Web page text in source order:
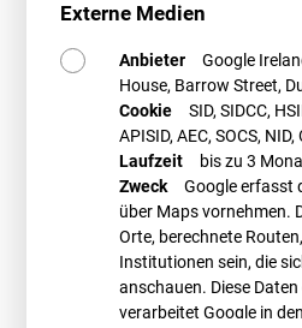
Anmeldeformular finden Sie
PROMETHEUS Referent*in
Dr. Christoph Richter
10.05.2022 - 11.05.2022
Externe Medien
Anbieter
Google
House, Barrow Street,
Cookie
SID, SIDCC,
APISID, AEC, SOCS, NID,
Laufzeit
bis zu 3
Zweck
Google erfasst
über Maps vornehmen.
Orte, berechnete
Institutionen sein, die
anschauen. Diese
verarbeitet Google in